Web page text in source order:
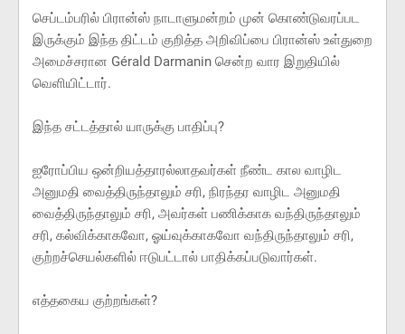
செப்டம்பரில் பிரான்ஸ் நாடாளுமன்றம் முன் கொண்டுவரப்பட
இருக்கும் இந்த திட்டம் குறித்த அறிவிப்பை பிரான்ஸ் உள்துறை
அமைச்சரான Gérald Darmanin சென்ற வார இறுதியில்
வெளியிட்டார்.
இந்த சட்டத்தால் யாருக்கு பாதிப்பு?
ஐரோப்பிய ஒன்றியத்தாரல்லாதவர்கள் நீண்ட கால வாழிட
அனுமதி வைத்திருந்தாலும் சரி, நிரந்தர வாழிட அனுமதி
வைத்திருந்தாலும் சரி, அவர்கள் பணிக்காக வந்திருந்தாலும்
சரி, கல்விக்காகவோ, ஓய்வுக்காகவோ வந்திருந்தாலும் சரி,
குற்றச்செயல்களில் ஈடுபட்டால் பாதிக்கப்படுவார்கள்.
எத்தகைய குற்றங்கள்?